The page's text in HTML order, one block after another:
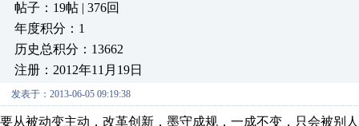
帖子：19帖 | 376回
年度积分：1
历史总积分：13662
注册：2012年11月19日
发表于：2013-06-05 09:19:38
要从被动变主动，改革创新，墨守成规，一成不变，只会被别